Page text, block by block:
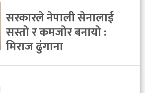
सरकारले नेपाली सेनालाई
सस्तो र कमजोर बनायो :
मिराज ढुंगाना